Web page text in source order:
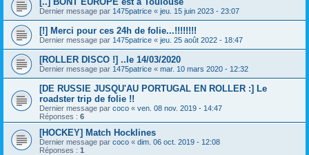
Dernier message par 1475patrice « jeu. 15 juin 2023 - 23:07
[!] Merci pour ces 24h de folie...!!!!!!!!
Dernier message par 1475patrice « jeu. 25 août 2022 - 18:47
[ROLLER DISCO !] ..le 14/03/2020
Dernier message par 1475patrice « mar. 10 mars 2020 - 12:32
[DE RUSSIE JUSQU'AU PORTUGAL EN ROLLER :] Le
roadster trip de folie !!
Dernier message par coco « ven. 08 nov. 2019 - 14:47
Réponses : 6
[HOCKEY] Match Hocklines
Dernier message par coco « dim. 06 oct. 2019 - 12:08
Réponses : 1